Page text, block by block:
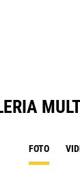
FOTO